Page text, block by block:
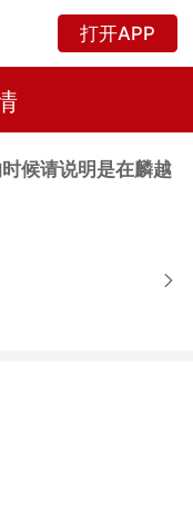
打开APP
时候请说明是在麟越